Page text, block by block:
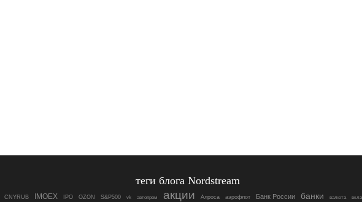
теги блога Nordstream
CNYRUB IMOEX IPO OZON S&P500 vk автопром акции Алроса аэрофлот Банк России банки валюта